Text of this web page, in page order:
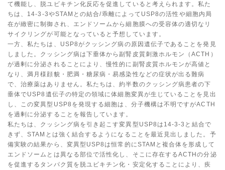
て機能し、脱ユビキチン化反応を促進していると考えられます。私た
ちは、14-3-3やSTAMとの結合/乖離によってUSP8の活性や細胞内局
在が緻密に制御され、エンドソームから細胞膜への受容体の適切なリ
サイクリングが可能となっていると予想しています。
一方、私たちは、USP8がクッシング病の原因遺伝子であることを発見
しました。クッシング病は下垂体から副腎皮質刺激ホルモン（ACTH）
が過剰に分泌されることにより、慢性的に副腎皮質ホルモンが高値と
なり、満月様顔貌・肥満・糖尿病・易感染性などの症状が出る難病
で、治療薬はありません。私たちは、約半数のクッシング病患者の下
垂体でUSP8遺伝子の特定の領域に体細胞変異が生じていることを見出
し、この変異型USP8を発現する細胞は、分子機構は不明ですがACTH
を過剰に分泌することを報告しています。
私たちは、クッシング病を引き起こす変異型USP8は14-3-3と結合で
きず、STAMとは強く結合するようになることを最近見出しました。予
備実験の結果から、変異型USP8は恒常的にSTAMと複合体を形成して
エンドソームとは異なる部位で活性化し、そこに存在するACTHの分泌
を促進するタンパク質を脱ユビキチン化・安定化することにより、疾